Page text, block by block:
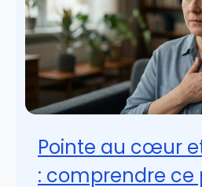
Pointe au cœur
: comprendre